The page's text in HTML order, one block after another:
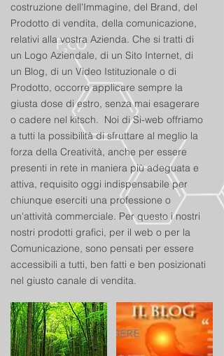
costruzione dell'Immagine, del Brand, del
Prodotto di vendita, della comunicazione,
relativi alla vostra Azienda. Che si tratti di
un Logo Aziendale, di un Sito Internet, di
un Blog, di un Video Istituzionale o di
Prodotto, occorre applicare sempre la
giusta dose di estro, senza mai esagerare
o cadere nel kitsch. Noi di Si-web offriamo
a tutti la possibilità di sfruttare al meglio la
forza della Creatività, anche per essere
presenti in rete in maniera più adeguata e
attiva, requisito oggi indispensabile per
chiunque eserciti una professione o
un'attività commerciale. Per questo i nostri
nostri prodotti grafici, per il web o per la
Comunicazione, sono pensati per essere
accessibili a tutti, ben fatti e ben posizionati
nel giusto canale di vendita.